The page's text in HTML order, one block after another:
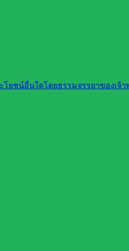
ยชน์อื่นใดโดยธรรมจรรยาของเจ้